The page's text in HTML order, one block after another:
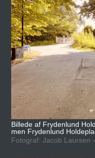
Billede af Frydenlund
men Frydenlund
Fotograf: Jacob Laursen